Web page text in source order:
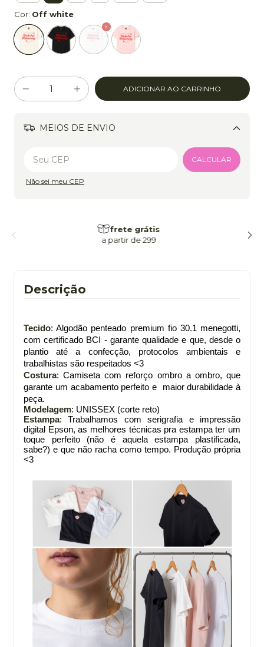
Cor: Off white
MEIOS DE ENVIO
Alterar CEP
CALCULAR
Não sei meu CEP
frete grátis
a partir de 299
Descrição
Tecido: Algodão penteado premium fio 30.1 menegotti,
com certificado BCI - garante qualidade e que, desde o
plantio até a confecção, protocolos ambientais e
trabalhistas são respeitados <3
Costura: Camiseta com reforço ombro a ombro, que
garante um acabamento perfeito e maior durabilidade à
peça.
Modelagem: UNISSEX (corte reto)
Estampa: Trabalhamos com serigrafia e impressão
digital Epson, as melhores técnicas pra estampa ter um
toque perfeito (não é aquela estampa plastificada,
sabe?) e que não racha como tempo. Produção própria
<3